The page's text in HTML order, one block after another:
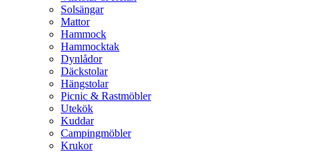
Solsängar
Mattor
Hammock
Hammocktak
Dynlådor
Däckstolar
Hängstolar
Picnic & Rastmöbler
Utekök
Kuddar
Campingmöbler
Krukor